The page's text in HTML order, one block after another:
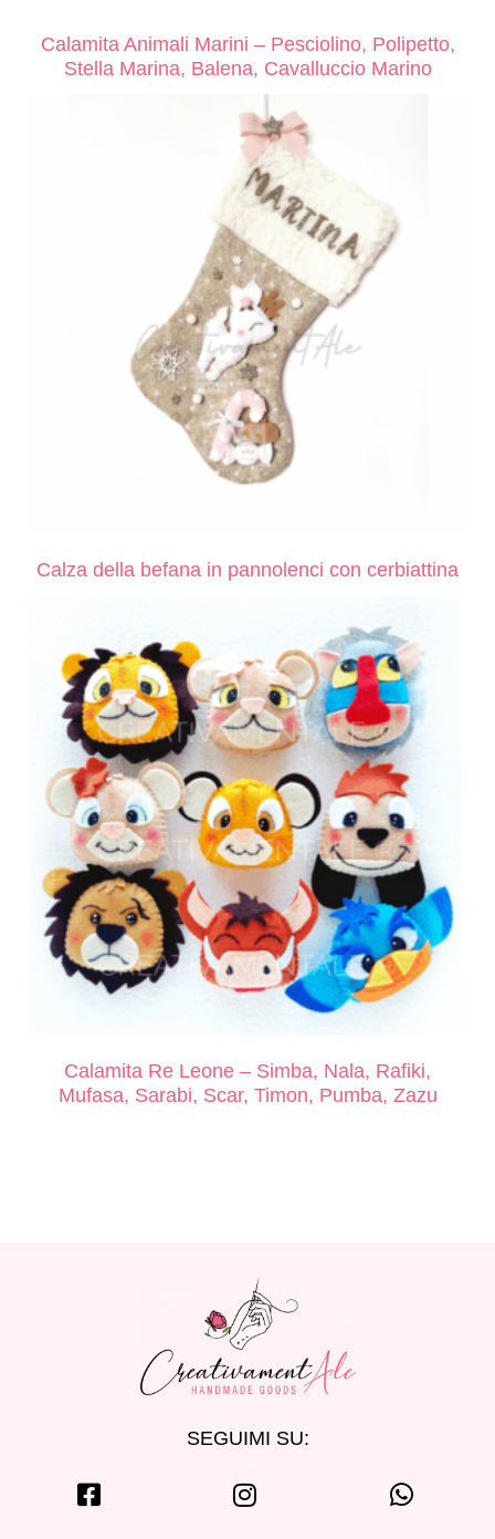
Calamita Animali Marini – Pesciolino, Polipetto,
Stella Marina, Balena, Cavalluccio Marino
Calza della befana in pannolenci con cerbiattina
Calamita Re Leone – Simba, Nala, Rafiki,
Mufasa, Sarabi, Scar, Timon, Pumba, Zazu
SEGUIMI SU: